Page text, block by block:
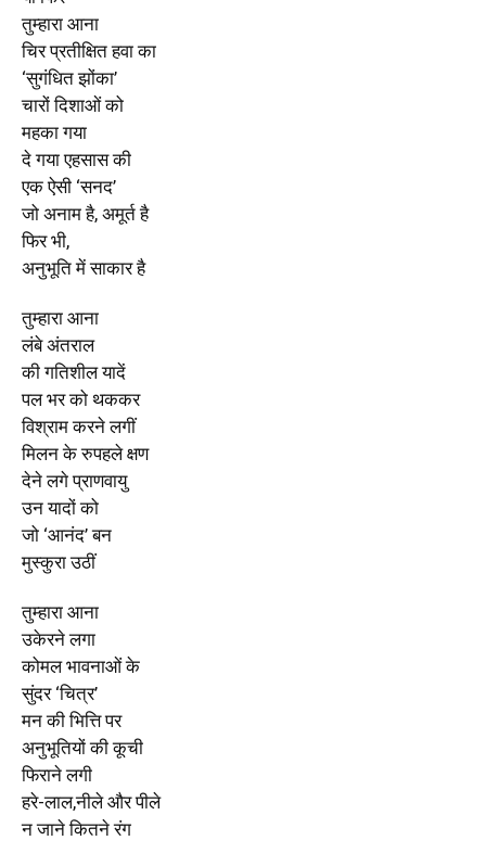
तुम्हारा आना
चिर प्रतीक्षित हवा का
‘सुगंधित झोंका’
चारों दिशाओं को
महका गया
दे गया एहसास की
एक ऐसी ‘सनद’
जो अनाम है, अमूर्त है
फिर भी,
अनुभूति में साकार है
तुम्हारा आना
लंबे अंतराल
की गतिशील यादें
पल भर को थककर
विश्राम करने लगीं
मिलन के रुपहले क्षण
देने लगे प्राणवायु
उन यादों को
जो ‘आनंद’ बन
मुस्कुरा उठीं
तुम्हारा आना
उकेरने लगा
कोमल भावनाओं के
सुंदर ‘चित्र’
मन की भित्ति पर
अनुभूतियों की कूची
फिराने लगी
हरे-लाल,नीले और पीले
न जाने कितने रंग